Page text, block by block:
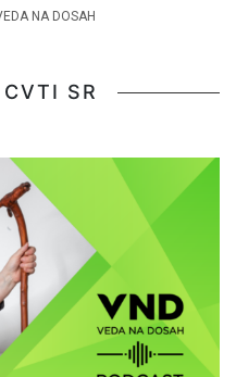
NA DOSAH
SR